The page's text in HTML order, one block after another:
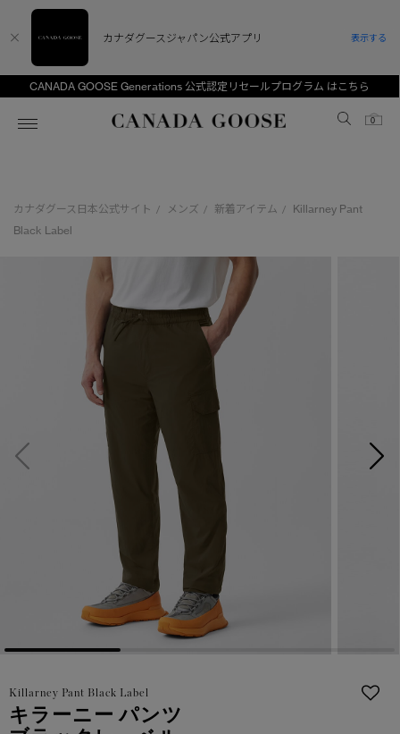
CANADA GOOSE Generations 公式認定リセールプログラム はこちら
Canada Goose
0
ディスカバー
アンバサダー
スプリングコレクション
新着アイテム
ベストセラー
FW26コレクション
サマー 26 コレクション
サマー 26 コレクションLOOK
日本限定モデル
スノーグース
メイドインジャパンTシャツ
アウターウェア
アパレル
アクセサリー
フットウェア
新着アイテム
ベストセラー
FW26コレクション
サマー 26 コレクション
サマー 26 コレクションLOOK
日本限定モデル
スノーグース
メイドインジャパンTシャツ
アウターウェア
アパレル
アクセサリー
フットウェア
ベビー（0‐24ヵ月)
キッズ（2‐7歳)
ユース（6＋歳)
コレクション
CANADA GOOSE Generationsは、アウター
ウェアの下取り・再販を通じて、長く愛される製
品の価値を受け継いでいきます。
アーカイブの希少なピースもご覧いただけます。
詳しく見る
下取り申請
カナダグース日本公式サイト / メンズ / 新着アイテム /
Killarney Pant
Black Label
Killarney Pant Black Label
キラーニー パンツ
カナダグースジャパン公式アプリ 表示する